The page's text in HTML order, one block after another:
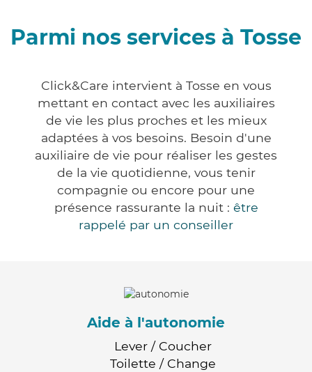
Parmi nos services à Tosse
Click&Care intervient à Tosse en vous
mettant en contact avec les auxiliaires
de vie les plus proches et les mieux
adaptées à vos besoins. Besoin d'une
auxiliaire de vie pour réaliser les gestes
de la vie quotidienne, vous tenir
compagnie ou encore pour une
présence rassurante la nuit : être
rappelé par un conseiller
Aide à l'autonomie
Lever / Coucher
Toilette / Change